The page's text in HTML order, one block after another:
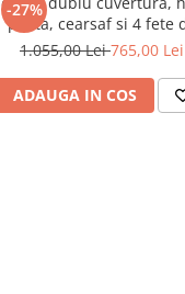
-27%
pilota, cearsaf si 4 fete
bumbac satinat
1.055,00 Lei765,00 Lei
ADAUGA IN COS